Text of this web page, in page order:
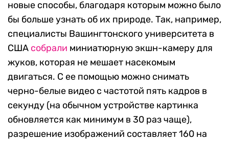
новые способы, благодаря которым можно было
бы больше узнать об их природе. Так, например,
специалисты Вашингтонского университета в
США собрали миниатюрную экшн-камеру для
жуков, которая не мешает насекомым
двигаться. С ее помощью можно снимать
черно-белые видео с частотой пять кадров в
секунду (на обычном устройстве картинка
обновляется как минимум в 30 раз чаще),
разрешение изображений составляет 160 на